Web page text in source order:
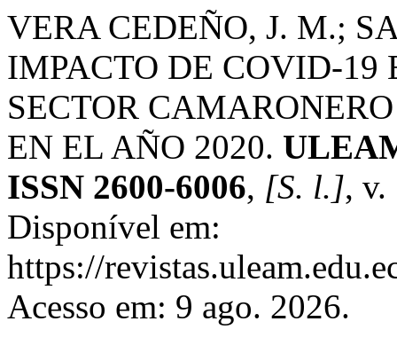
VERA CEDEÑO, J. M.;
IMPACTO DE COVID-
SECTOR
EN EL AÑO 2020.
ISSN 2600-6006, [S. l.], v.
Disponível em:
https://
Acesso em: 9 ago. 2026.